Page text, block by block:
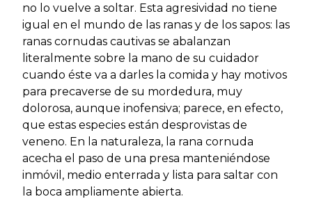
no lo vuelve a soltar. Esta agresividad no tiene
igual en el mundo de las ranas y de los sapos: las
ranas cornudas cautivas se abalanzan
literalmente sobre la mano de su cuidador
cuando éste va a darles la comida y hay motivos
para precaverse de su mordedura, muy
dolorosa, aunque inofensiva; parece, en efecto,
que estas especies están desprovistas de
veneno. En la naturaleza, la rana cornuda
acecha el paso de una presa manteniéndose
inmóvil, medio enterrada y lista para saltar con
la boca ampliamente abierta.